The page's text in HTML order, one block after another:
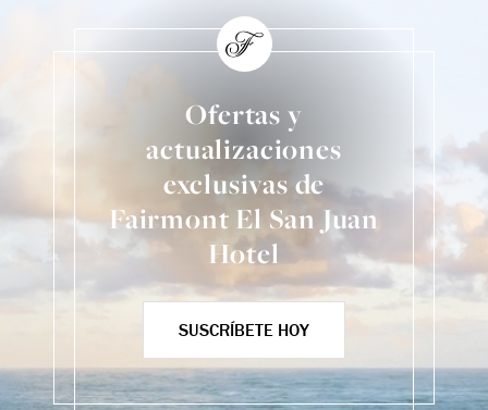
Ofertas y
actualizaciones
exclusivas de
Fairmont El San Juan
Hotel
SUSCRÍBETE HOY